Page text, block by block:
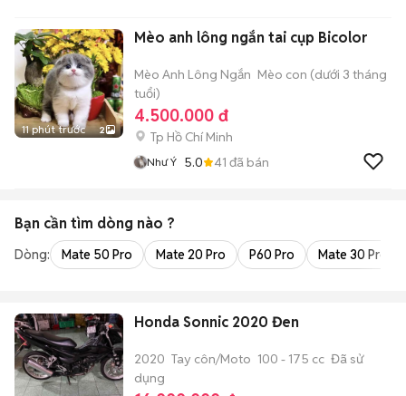
11 phút trước 2
Mèo anh lông ngắn tai cụp Bicolor
Mèo Anh Lông Ngắn Mèo con (dưới 3 tháng
tuổi)
4.500.000 đ
Tp Hồ Chí Minh
Như Ý 5.0 41 đã bán
Bạn cần tìm dòng nào ?
Dòng: Mate 50 Pro Mate 20 Pro P60 Pro Mate 30 Pro
Honda Sonnic 2020 Đen
2020 Tay côn/Moto 100 - 175 cc Đã sử
dụng